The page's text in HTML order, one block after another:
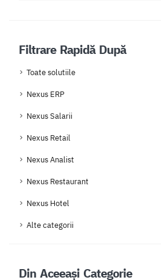
Filtrare Rapidă După
Toate solutiile
Nexus ERP
Nexus Salarii
Nexus Retail
Nexus Analist
Nexus Restaurant
Nexus Hotel
Alte categorii
Din Aceeași Categorie